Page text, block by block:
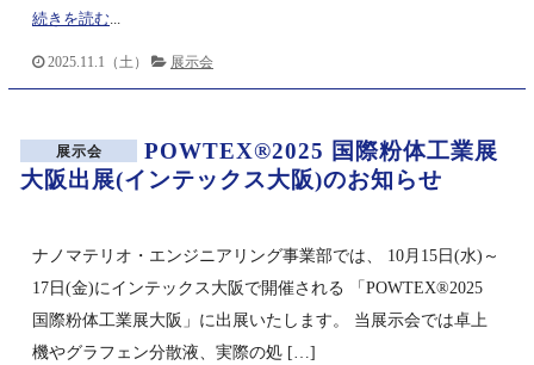
続きを読む
2025.11.1（土） 展示会
展示会
POWTEX®2025 国際粉体工業展
大阪出展(インテックス大阪)のお知らせ
ナノマテリオ・エンジニアリング事業部では、 10月15日(水)～
17日(金)にインテックス大阪で開催される 「POWTEX®2025
国際粉体工業展大阪」に出展いたします。 当展示会では卓上
機やグラフェン分散液、実際の処 […]